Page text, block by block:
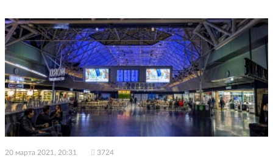
20 марта 2021, 20:31 3724